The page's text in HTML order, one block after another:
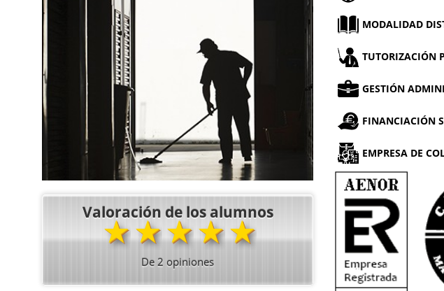
Valoración de los alumnos
★★★★★
De 2 opiniones
MODALIDAD
TUTORIZACIÓN
GESTIÓN
FINANCIACIÓN
EMPRESA DE